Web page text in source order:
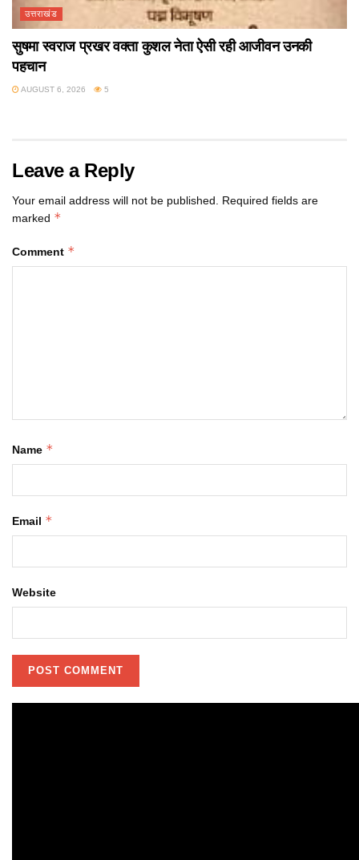
उत्तराखंड
सुषमा स्वराज प्रखर वक्ता कुशल नेता ऐसी रही आजीवन उनकी
पहचान
AUGUST 6, 2026 5
Leave a Reply
Your email address will not be published. Required fields are
marked *
Comment *
Name *
Email *
Website